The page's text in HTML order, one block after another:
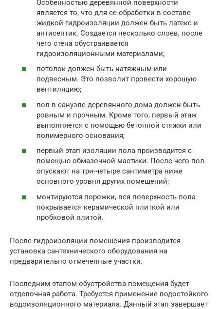
Особенностью деревянной поверхности
является то, что для ее обработки в составе
жидкой гидроизоляции должен быть латекс и
антисептик. Создается несколько слоев, после
чего стена обустраивается
гидроизоляционными материалами;
потолок должен быть натяжным или
подвесным. Это позволит провести хорошую
вентиляцию;
пол в санузле деревянного дома должен быть
ровным и прочным. Кроме того, первый этаж
выполняется с помощью бетонной стяжки или
полимерного основания;
первый этап изоляции пола производится с
помощью обмазочной мастики. После чего пол
опускают на три-четыре сантиметра ниже
основного уровня других помещений;
монтируются порожки, вся поверхность пола
покрывается керамической плиткой или
пробковой плитой.
После гидроизоляции помещения производится
установка сантехнического оборудования на
предварительно отмеченные участки.
Последним этапом обустройства помещения будет
отделочная работа. Требуется применение водостойкого
водоизоляционного материала. Данный этап завершает